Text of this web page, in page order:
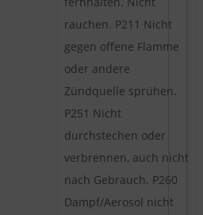
rauchen. P211 Nicht
gegen offene Flamme
oder andere
Zündquelle sprühen.
P251 Nicht
durchstechen oder
verbrennen, auch nicht
nach Gebrauch. P260
Dampf/Aerosol nicht